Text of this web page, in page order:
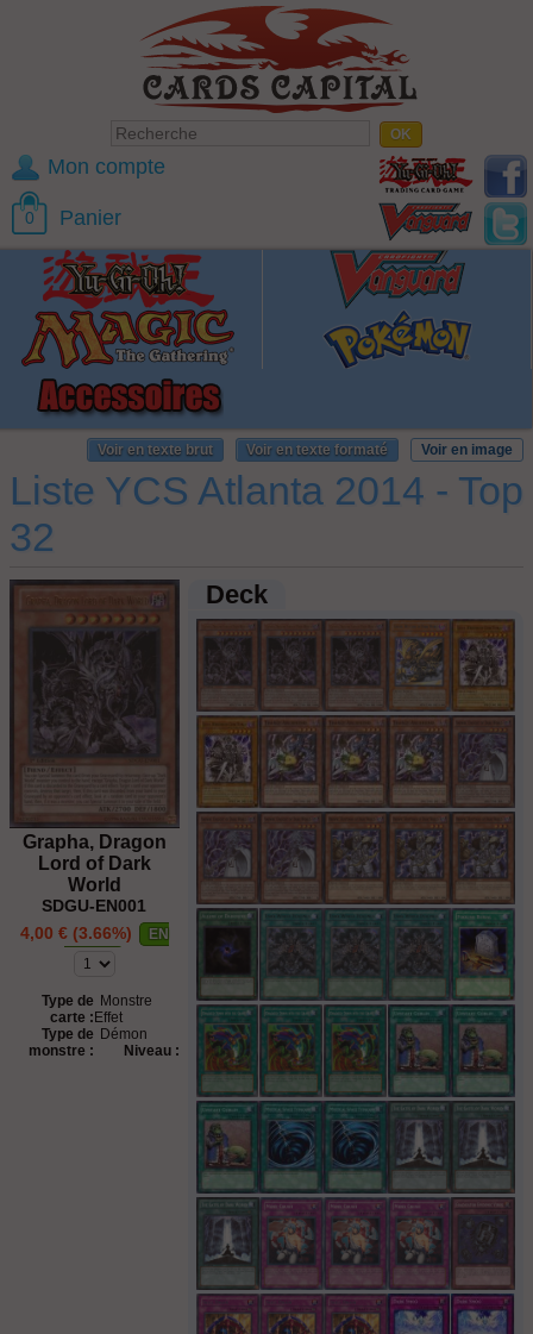
Liste YCS Atlanta 2014 - Top
32
Voir en texte brut Voir en texte formaté Voir en image
Grapha, Dragon
Lord of Dark
World
SDGU-EN001
4,00 € (3.66%)
EN
STOCK
Ajouter au panier
Type de
carte :
Monstre
Effet
Type de
monstre :
Démon
Niveau :
Deck
Mon compte
0 Panier